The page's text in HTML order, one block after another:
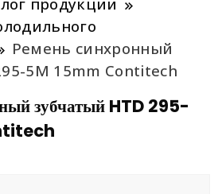
Ремень синхронный
5М 15mm Contitech
зубчатый HTD 295-